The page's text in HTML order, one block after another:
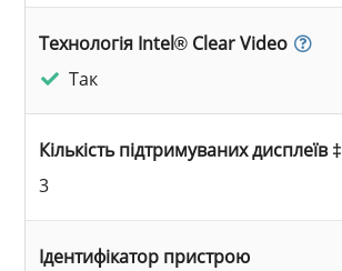
Технологія Intel® Clear Video
Так
Кількість підтримуваних дисплеїв ‡
3
Ідентифікатор пристрою